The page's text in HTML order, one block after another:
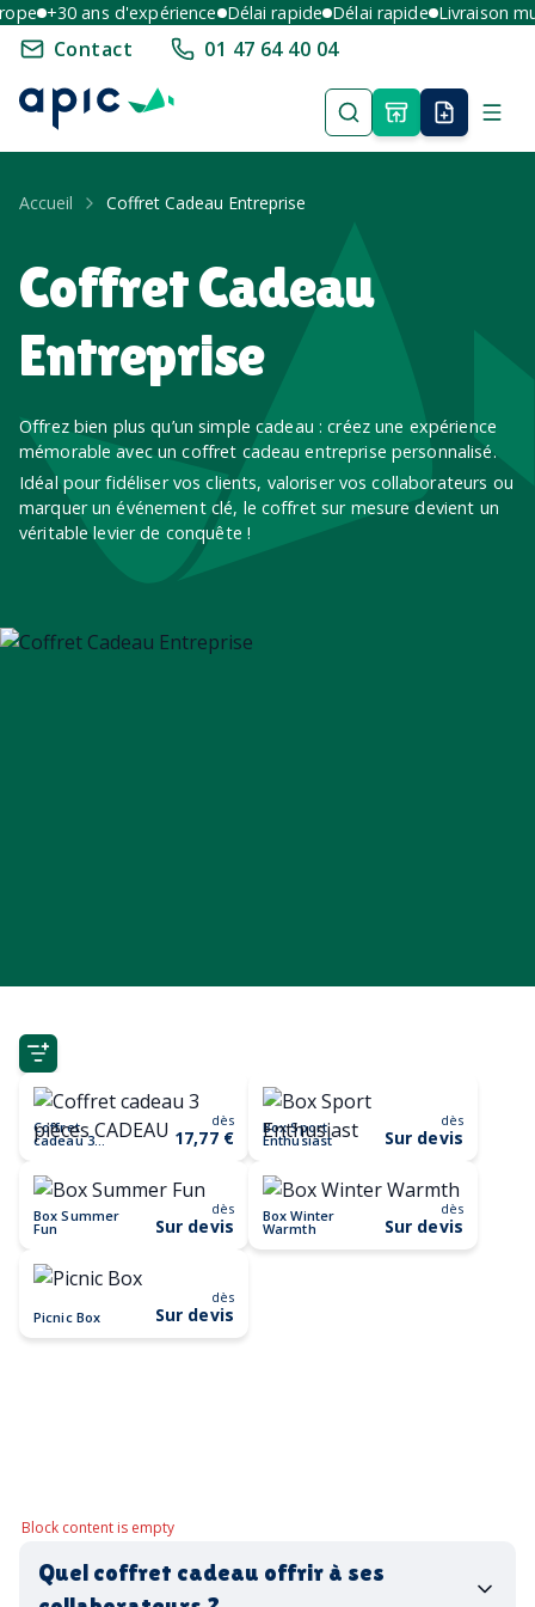
+30 ans d'expérience Délai rapide Délai rapide Livraison
Contact 01 47 64 40 04
Accueil Coffret Cadeau Entreprise
Coffret Cadeau
Entreprise
Offrez bien plus qu’un simple cadeau : créez une expérience
mémorable avec un coffret cadeau entreprise personnalisé.
Idéal pour fidéliser vos clients, valoriser vos collaborateurs ou
marquer un événement clé, le coffret sur mesure devient un
véritable levier de conquête !
Coffret
cadeau 3
dès
17,77 € Box Sport
Enthusiast
dès
Sur devis
Box Summer
Fun
dès
Sur devis Box Winter
Warmth
dès
Sur devis
Picnic Box
dès
Sur devis
Block content is empty
Quel coffret cadeau offrir à ses